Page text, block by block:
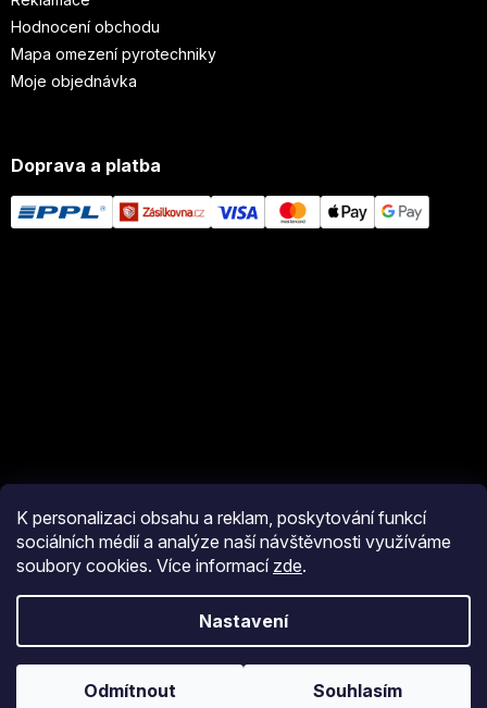
K personalizaci obsahu a reklam, poskytování funkcí
sociálních médií a analýze naší návštěvnosti využíváme
soubory cookies. Více informací zde.
Nastavení
Odmítnout Souhlasím
Hodnocení obchodu
Mapa omezení pyrotechniky
Moje objednávka
Doprava a platba
Vytvořil Shoptet
eshop JM Pyro . Všechna práva vyhrazena.
nastavení cookies